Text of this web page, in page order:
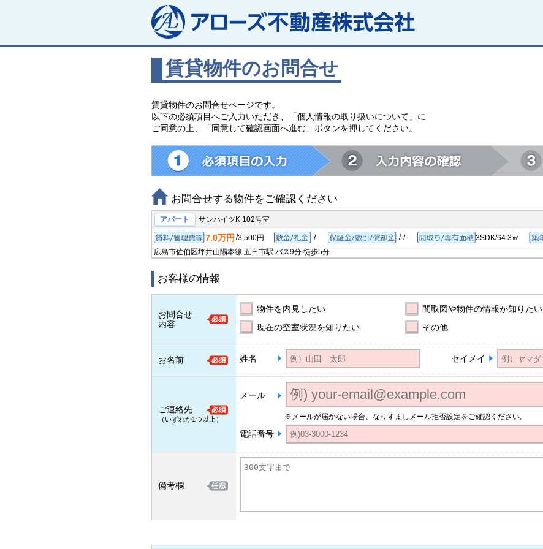
賃貸物件のお問合せ
賃貸物件のお問合せページです。
以下の必須項目へご入力いただき、「個人情報の取り扱いについて」に
ご同意の上、「同意して確認画面へ進む」ボタンを押してください。
お問合せする物件をご確認ください
アパート サンハイツK 102号室
賃料/管理費等
7.0万円 /3,500円 敷金/礼金
-/- 保証金/敷引/償却金
-/-/- 間取り/専有面積
3SDK/64.3㎡
広島市佐伯区坪井山陽本線 五日市駅 バス9分 徒歩5分
お客様の情報
お問合せ
内容
物件を内見したい
間取図や物件の情報が知りたい
現在の空室状況を知りたい
その他
お名前 姓名 セイメイ
ご連絡先
（いずれか1つ以上）
メール
※メールが届かない場合、なりすましメール拒否設定をご確認ください。
電話番号
備考欄